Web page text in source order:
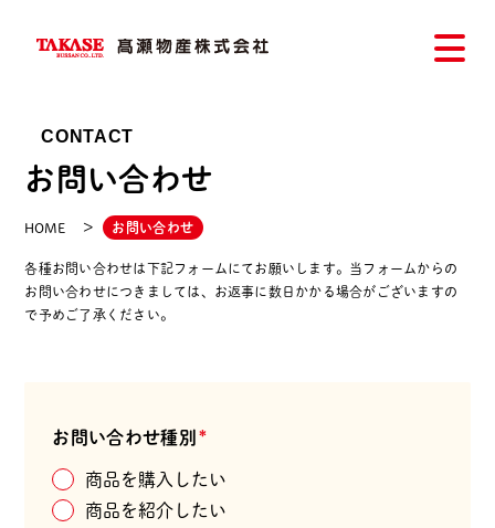
CONTACT
お問い合わせ
HOME お問い合わせ
各種お問い合わせは下記フォームにてお願いします。当フォームからの
お問い合わせにつきましては、お返事に数日かかる場合がございますの
で予めご了承ください。
お問い合わせフォーム
お問い合わせ種別 *
商品を購入したい
商品を紹介したい